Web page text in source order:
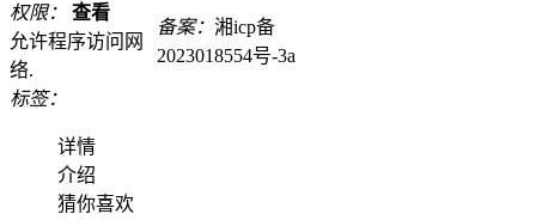
权限：
查看
允许程序访问网
络.
备案： 湘icp备
2023018554号-3a
标签：
详情
介绍
猜你喜欢